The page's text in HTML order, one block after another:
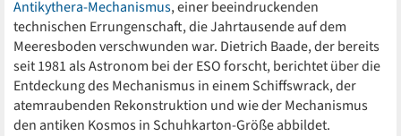
Antikythera-Mechanismus, einer beeindruckenden
technischen Errungenschaft, die Jahrtausende auf dem
Meeresboden verschwunden war. Dietrich Baade, der bereits
seit 1981 als Astronom bei der ESO forscht, berichtet über die
Entdeckung des Mechanismus in einem Schiffswrack, der
atemraubenden Rekonstruktion und wie der Mechanismus
den antiken Kosmos in Schuhkarton-Größe abbildet.